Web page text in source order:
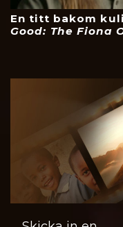
En titt bakom
Good: The Fiona